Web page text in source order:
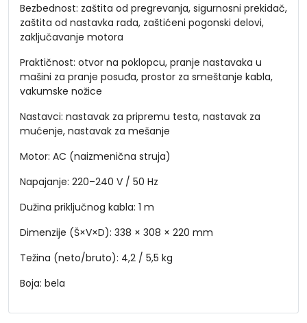
Bezbednost: zaštita od pregrevanja, sigurnosni prekidač,
zaštita od nastavka rada, zaštićeni pogonski delovi,
zaključavanje motora
Praktičnost: otvor na poklopcu, pranje nastavaka u
mašini za pranje posuđa, prostor za smeštanje kabla,
vakumske nožice
Nastavci: nastavak za pripremu testa, nastavak za
mućenje, nastavak za mešanje
Motor: AC (naizmenična struja)
Napajanje: 220–240 V / 50 Hz
Dužina priključnog kabla: 1 m
Dimenzije (Š×V×D): 338 × 308 × 220 mm
Težina (neto/bruto): 4,2 / 5,5 kg
Boja: bela